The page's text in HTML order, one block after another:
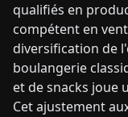
qualifiés en
compétent en
diversification de
boulangerie
et de snacks joue
Cet ajustement